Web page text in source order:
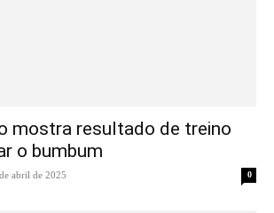
mostra resultado de treino
o bumbum
abril de 2025 0